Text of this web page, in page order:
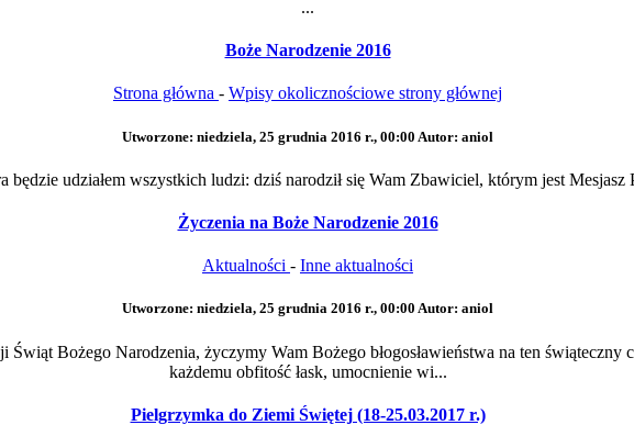
...
Boże Narodzenie 2016
Strona główna - Wpisy okolicznościowe strony głównej
Utworzone: niedziela, 25 grudnia 2016 r., 00:00 Autor: aniol
udziałem wszystkich ludzi: dziś narodził się Wam Zbawiciel, którym jest
Życzenia na Boże Narodzenie 2016
Aktualności - Inne aktualności
Utworzone: niedziela, 25 grudnia 2016 r., 00:00 Autor: aniol
Bożego Narodzenia, życzymy Wam Bożego błogosławieństwa na ten świąteczny
każdemu obfitość łask, umocnienie wi...
Pielgrzymka do Ziemi Świętej (18-25.03.2017 r.)